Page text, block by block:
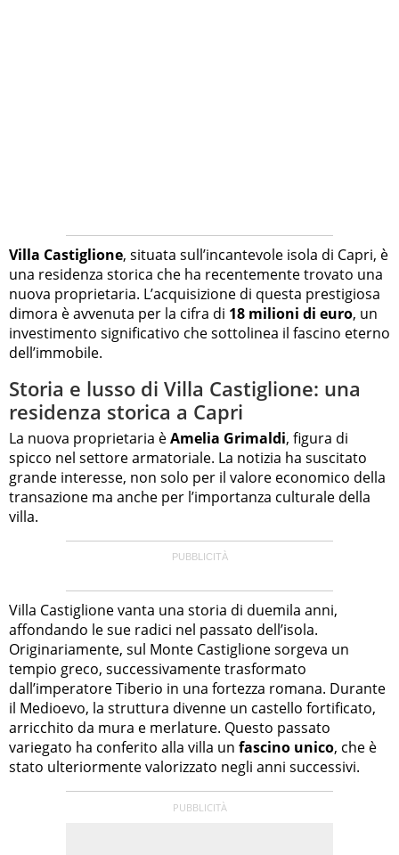
Villa Castiglione, situata sull’incantevole isola di Capri, è
una residenza storica che ha recentemente trovato una
nuova proprietaria. L’acquisizione di questa prestigiosa
dimora è avvenuta per la cifra di 18 milioni di euro, un
investimento significativo che sottolinea il fascino eterno
dell’immobile.
Storia e lusso di Villa Castiglione: una
residenza storica a Capri
La nuova proprietaria èAmelia Grimaldi, figura di
spicco nel settore armatoriale. La notizia ha suscitato
grande interesse, non solo per il valore economico della
transazione ma anche per l’importanza culturale della
villa.
Villa Castiglione vanta una storia di duemila anni,
affondando le sue radici nel passato dell’isola.
Originariamente, sul Monte Castiglione sorgeva un
tempio greco, successivamente trasformato
dall’imperatore Tiberio in una fortezza romana. Durante
il Medioevo, la struttura divenne un castello fortificato,
arricchito da mura e merlature. Questo passato
variegato ha conferito alla villa un fascino unico, che è
stato ulteriormente valorizzato negli anni successivi.